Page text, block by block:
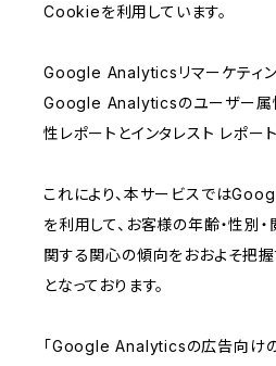
Cookieを利用しています。
Google Analyticsリマーケティ
Google Analyticsのユーザー属
性レポートとインタレスト レポート
これにより、本サービスでは
を利用して、お客様の年齢・性別
関する関心の傾向をおおよそ把
となっております。
「Google Analyticsの広告向け